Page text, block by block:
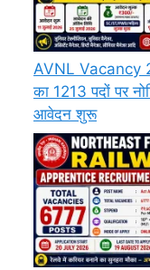
AVNL Vacancy
का 1213 पदों पर
आवेदन शुरू